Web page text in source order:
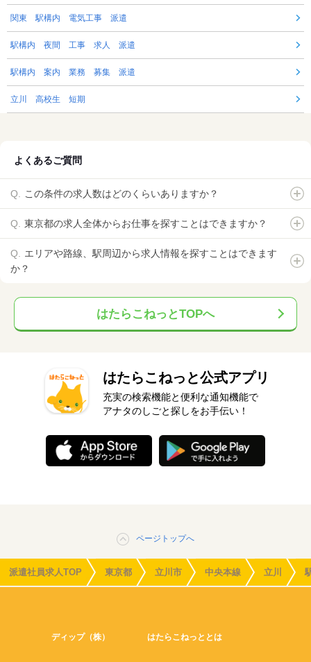
関東 駅構内 電気工事 派遣
駅構内 夜間 工事 求人 派遣
駅構内 案内 業務 募集 派遣
立川 高校生 短期
よくあるご質問
この条件の求人数はどのくらいありますか？
東京都の求人全体からお仕事を探すことはできますか？
エリアや路線、駅周辺から求人情報を探すことはできます
か？
はたらこねっとTOPへ
はたらこねっと公式アプリ
充実の検索機能と便利な通知機能で
アナタのしごと探しをお手伝い！
ページトップへ
派遣社員求人TOP 東京都 立川市 中央本線 立川
ディップ（株） はたらこねっととは